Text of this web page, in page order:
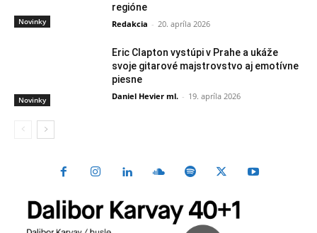
Novinky
regióne
Redakcia - 20. apríla 2026
Novinky
Eric Clapton vystúpi v Prahe a ukáže
svoje gitarové majstrovstvo aj emotívne
piesne
Daniel Hevier ml. - 19. apríla 2026